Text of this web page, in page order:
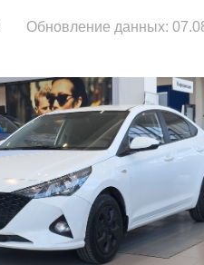
Обновление данных: